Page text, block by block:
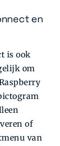
en
is ook
om
of
van